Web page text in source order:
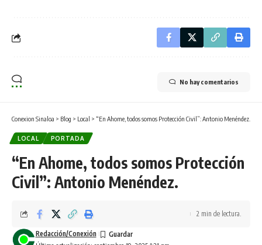
No hay comentarios
Conexion Sinaloa > Blog > Local > “En Ahome, todos somos Protección Civil”: Antonio Menéndez.
LOCAL PORTADA
“En Ahome, todos somos Protección
Civil”: Antonio Menéndez.
Redacción/Conexión
2 min de lectura.